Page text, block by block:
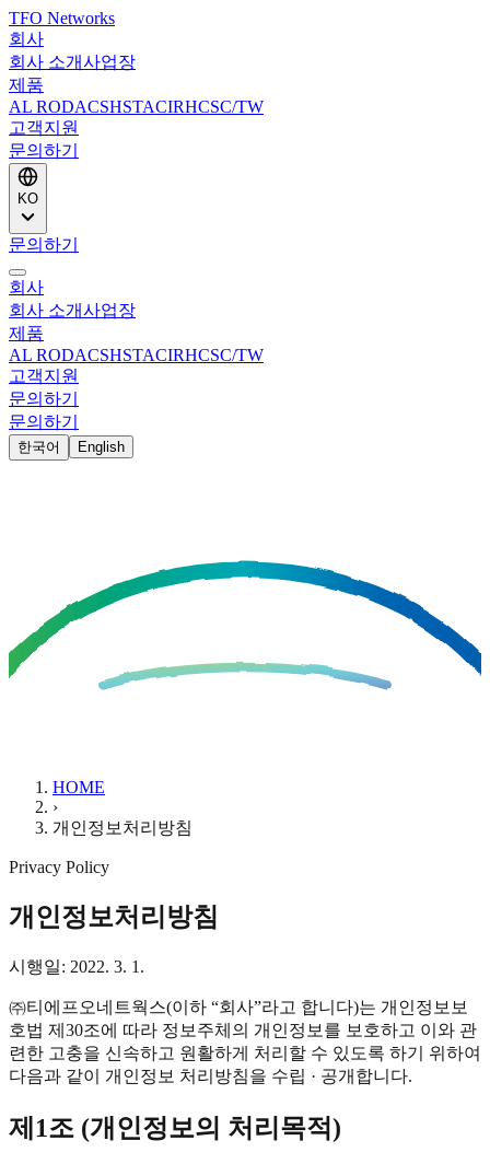
TFO Networks
회사
회사 소개사업장
제품
AL RODACSHSTACIRHCSC/TW
고객지원
문의하기
KO
문의하기
회사
회사 소개사업장
제품
AL RODACSHSTACIRHCSC/TW
고객지원
문의하기
문의하기
한국어 English
HOME
›
개인정보처리방침
Privacy Policy
개인정보처리방침
시행일: 2022. 3. 1.
㈜티에프오네트웍스(이하 “회사”라고 합니다)는 개인정보보
호법 제30조에 따라 정보주체의 개인정보를 보호하고 이와 관
련한 고충을 신속하고 원활하게 처리할 수 있도록 하기 위하여
다음과 같이 개인정보 처리방침을 수립 · 공개합니다.
제1조 (개인정보의 처리목적)